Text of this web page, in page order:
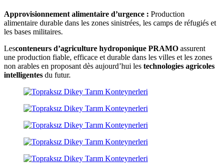
Approvisionnement alimentaire d’urgence : Production
alimentaire durable dans les zones sinistrées, les camps de réfugiés et
les bases militaires.
Lesconteneurs d’agriculture hydroponique PRAMO assurent
une production fiable, efficace et durable dans les villes et les zones
non arables en proposant dès aujourd’hui les technologies agricoles
intelligentes du futur.